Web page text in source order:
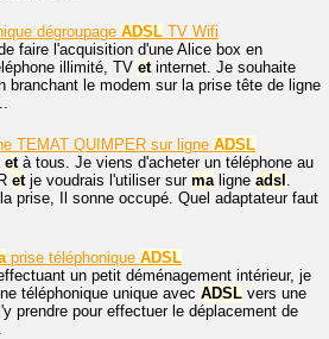
dégroupage ADSL TV Wifi
faire l'acquisition d'une Alice box en
illimité, TV etinternet. Je souhaite
branchant le modem sur la prise tête de ligne
TEMAT QUIMPER sur ligne ADSL
età tous. Je viens d'acheter un téléphone au
etje voudrais l'utiliser sur maligne adsl .
prise, Il sonne occupé. Quel adaptateur faut
prise téléphonique ADSL
un petit déménagement intérieur, je
téléphonique unique avec ADSL vers une
prendre pour effectuer le déplacement de